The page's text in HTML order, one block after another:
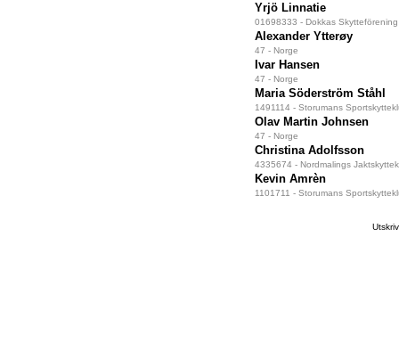
Yrjö Linnatie
01698333 - Dokkas Skytteförening
Alexander Ytterøy
47 - Norge
Ivar Hansen
47 - Norge
Maria Söderström Ståhl
1491114 - Storumans
Olav Martin Johnsen
47 - Norge
Christina Adolfsson
4335674 - Nordmalings
Kevin Amrèn
1101711 - Storumans